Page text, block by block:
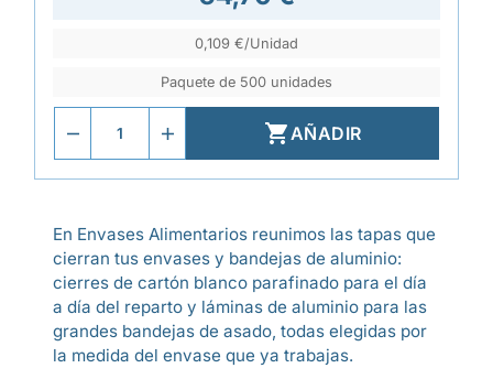
0,109 €/Unidad
Paquete de 500 unidades
AÑADIR
En Envases Alimentarios reunimos las tapas que
cierran tus envases y bandejas de aluminio:
cierres de cartón blanco parafinado para el día
a día del reparto y láminas de aluminio para las
grandes bandejas de asado, todas elegidas por
la medida del envase que ya trabajas.